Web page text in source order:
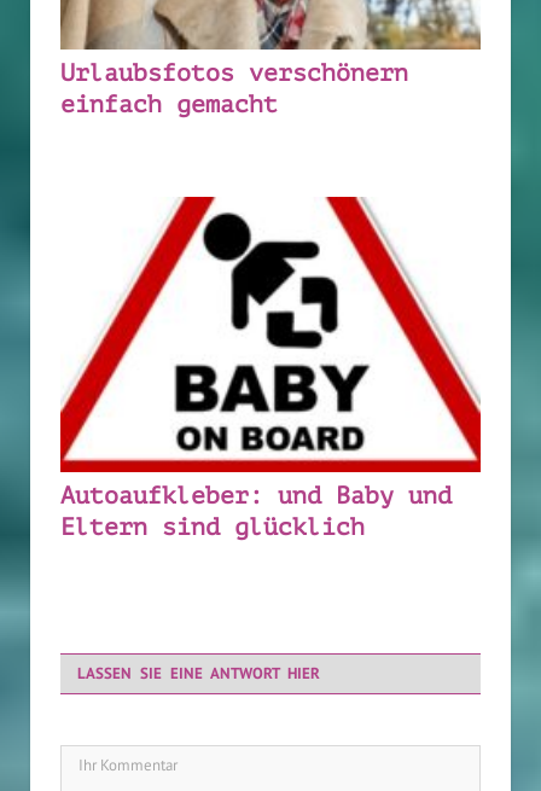
Urlaubsfotos verschönern
einfach gemacht
Autoaufkleber: und Baby und
Eltern sind glücklich
LASSEN SIE EINE ANTWORT HIER